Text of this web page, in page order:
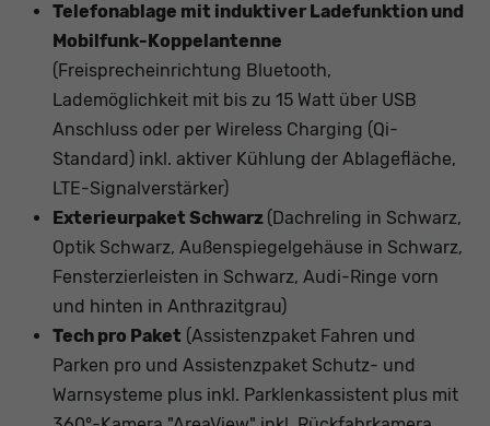
Telefonablage mit induktiver Ladefunktion und
Mobilfunk-Koppelantenne
(Freisprecheinrichtung Bluetooth,
Lademöglichkeit mit bis zu 15 Watt über USB
Anschluss oder per Wireless Charging (Qi-
Standard) inkl. aktiver Kühlung der Ablagefläche,
LTE-Signalverstärker)
Exterieurpaket Schwarz (Dachreling in Schwarz,
Optik Schwarz, Außenspiegelgehäuse in Schwarz,
Fensterzierleisten in Schwarz, Audi-Ringe vorn
und hinten in Anthrazitgrau)
Tech pro Paket (Assistenzpaket Fahren und
Parken pro und Assistenzpaket Schutz- und
Warnsysteme plus inkl. Parklenkassistent plus mit